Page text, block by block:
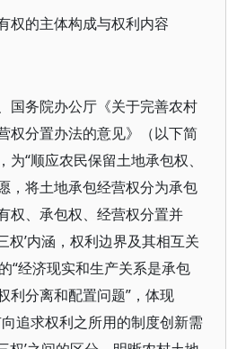
权的主体构成与权利内容
国务院办公厅《关于完善农村
权分置办法的意见》（以下简
“顺应农民保留土地承包权、
，将土地承包经营权分为承包
权、承包权、经营权分置并
权’内涵，权利边界及其相互关
“经济现实和生产关系是承包
利分离和配置问题”，体现
追求权利之所用的制度创新需